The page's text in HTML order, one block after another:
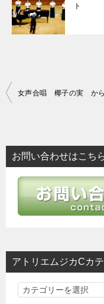
ト
投
ビ
ゲ
お問い合わせはこち
アトリエムジカCカ
ア